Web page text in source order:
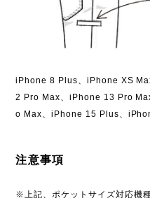
iPhone 8 Plus、iPhone XS
2 Pro Max、iPhone 13 Pro
o Max、iPhone 15 Plus、
注意事項
※上記、ポケットサイズ対応機